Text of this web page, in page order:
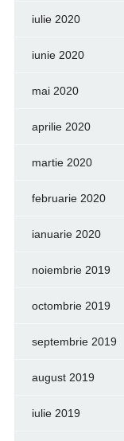
iulie 2020
iunie 2020
mai 2020
aprilie 2020
martie 2020
februarie 2020
ianuarie 2020
noiembrie 2019
octombrie 2019
septembrie 2019
august 2019
iulie 2019